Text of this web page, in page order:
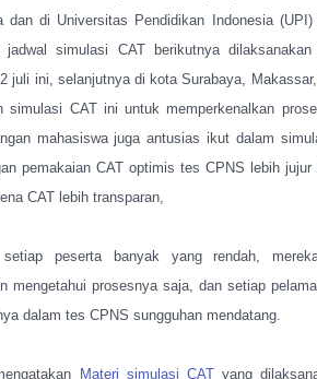
dan di Universitas Pendidikan Indonesia (UPI)
simulasi CAT berikutnya
juli ini, selanjutnya di kota Surabaya,
simulasi CAT ini untuk memperkenalkan
mahasiswa juga antusias ikut dalam
pemakaian CAT optimis tes CPNS lebih jujur
CAT lebih transparan,
peserta banyak yang rendah,
mengetahui prosesnya saja, dan setiap
dalam tes CPNS sungguhan mendatang.
Materi simulasi CATyang